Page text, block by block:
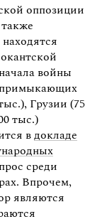
оппозиции
войны
примыкающих
Грузии (75
тыс.)
вдокладе
среди
Впрочем,
являются